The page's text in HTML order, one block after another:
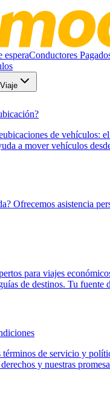
esperaConductores
de vehículos:
a mover vehículos
Ofrecemos asistencia
para viajes
de destinos. Tu fuente
términos de servicio y
y nuestras